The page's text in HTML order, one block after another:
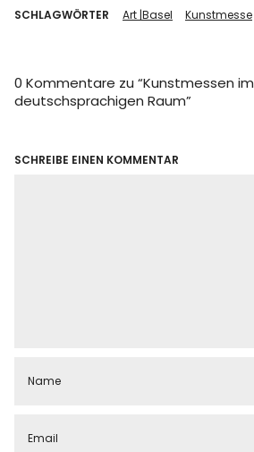
SCHLAGWÖRTER Art |Basel Kunstmesse
0 Kommentare zu “Kunstmessen im
deutschsprachigen Raum”
SCHREIBE EINEN KOMMENTAR